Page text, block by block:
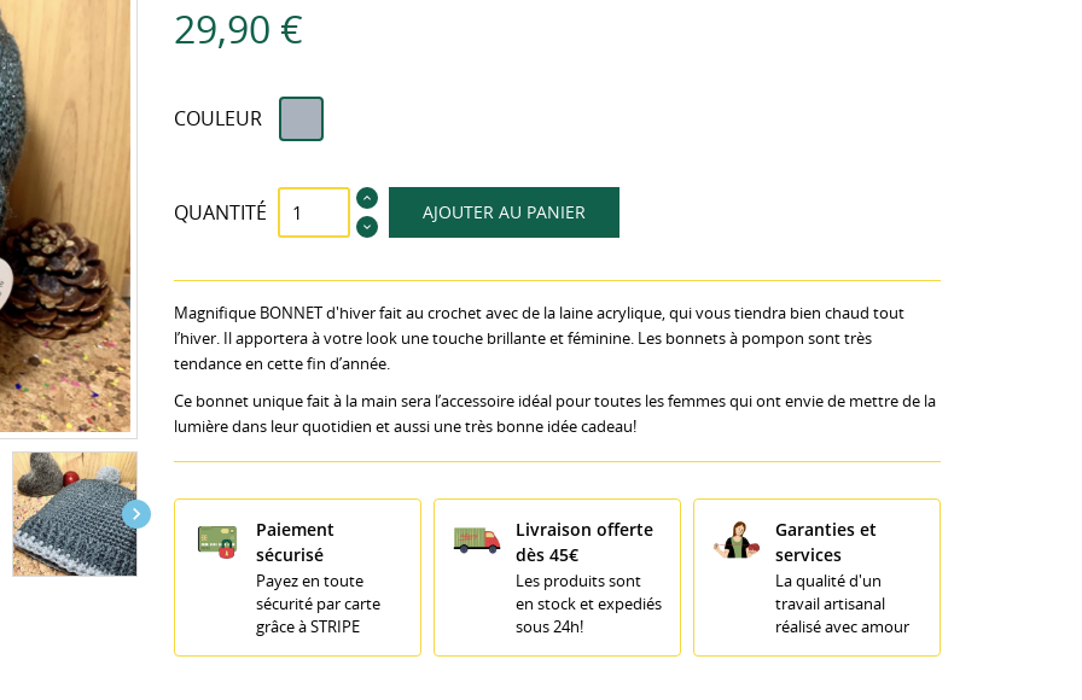

29,90 €
COULEUR
QUANTITÉ AJOUTER AU PANIER
Magnifique BONNET d'hiver fait au crochet avec de la laine acrylique, qui vous tiendra bien chaud tout
l’hiver. Il apportera à votre look une touche brillante et féminine. Les bonnets à pompon sont très
tendance en cette fin d’année.
Ce bonnet unique fait à la main sera l’accessoire idéal pour toutes les femmes qui ont envie de mettre de la
lumière dans leur quotidien et aussi une très bonne idée cadeau!
Paiement
sécurisé
Payez en toute
sécurité par carte
grâce à STRIPE
Livraison offerte
dès 45€
Les produits sont
en stock et expediés
sous 24h!
Garanties et
services
La qualité d'un
travail artisanal
réalisé avec amour